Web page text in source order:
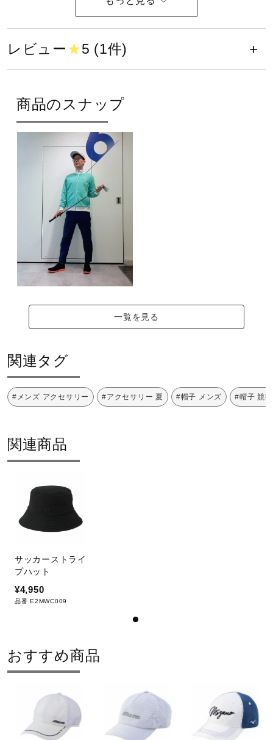
健康／エクササイズ
ジュニア／キッズ
メディカル
コラボ／ライセンス
セール
その他
取扱店一覧
インドネシア製
発売シーズン
レビュー★5 (1件)
商品のスナップ
一覧を見る
関連タグ
#メンズ アクセサリー #アクセサリー 夏 #帽子 メンズ #帽子 競
関連商品
サッカーストライ
プハット
¥4,950
品番 E2MWC009
おすすめ商品